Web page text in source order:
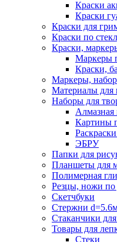
Краски
Краски
Краски для
Краски по
Краски,
Маркеры
Краски,
Маркеры,
Материалы для
Наборы для
Алмазная
Картины
ЭБРУ
Папки для
Планшеты для
Полимерная
Резцы, ножи по
Скетчбуки
Стержни
Стаканчики
Товары для
Стеки